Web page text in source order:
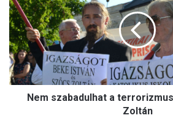
m
s
z
a
b
a
d
Nem szabadulhat a
Zoltán